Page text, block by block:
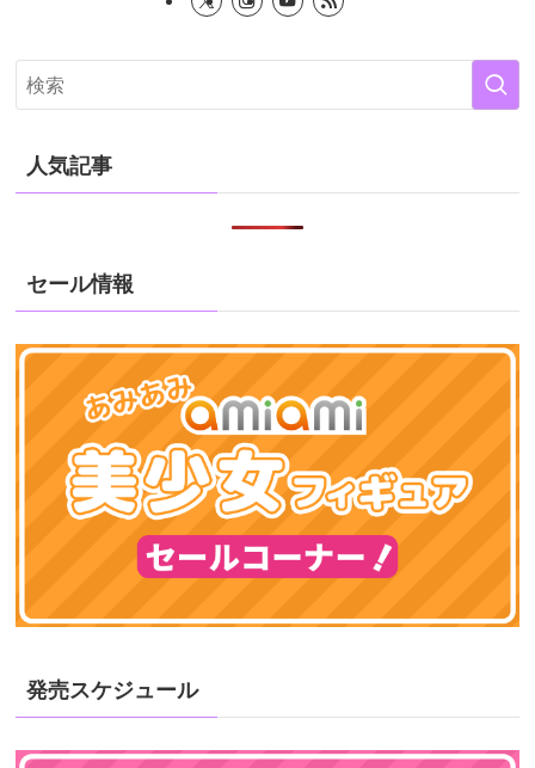
人気記事
セール情報
発売スケジュール